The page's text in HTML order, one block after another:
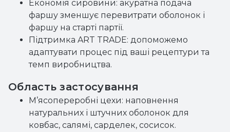
Економія сировини: акуратна подача
фаршу зменшує перевитрати оболонок і
фаршу на старті партії.
Підтримка ART TRADE: допоможемо
адаптувати процес під ваші рецептури та
темп виробництва.
Область застосування
М’ясопереробні цехи: наповнення
натуральних і штучних оболонок для
ковбас, салямі, сарделек, сосисок.